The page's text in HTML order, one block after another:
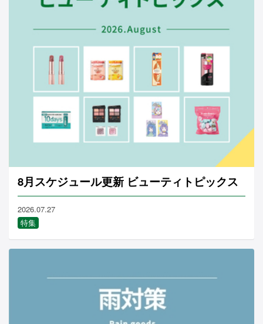
8月スケジュール更新 ビューティトピックス
2026.07.27
特集